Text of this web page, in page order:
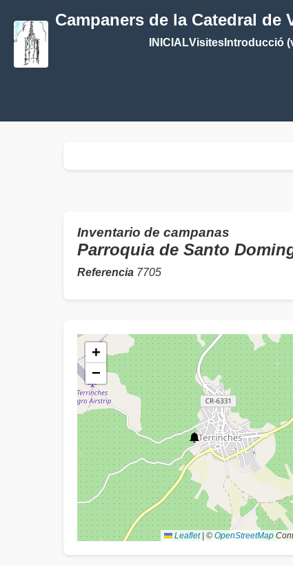
Campaners de la Catedral de
INICIALVisitesIntroducció
Inventario de campanas
Parroquia de Santo
Referencia 7705
+
−
Leaflet ©OpenStreetMap